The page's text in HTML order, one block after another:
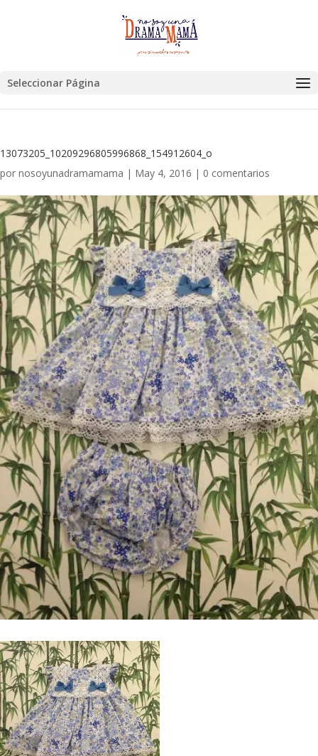
Seleccionar Página
13073205_10209296805996868_154912604_o
por nosoyunadramamama | May 4, 2016 | 0 comentarios